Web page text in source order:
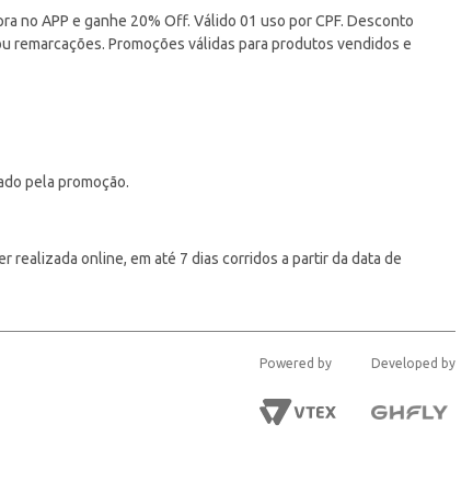
no APP e ganhe 20% Off. Válido 01 uso por CPF. Desconto
Promoções válidas para produtos vendidos e
pela promoção.
online, em até 7 dias corridos a partir da data de
Powered by Developed by